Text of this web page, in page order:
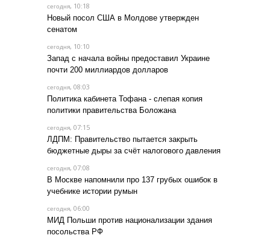
сегодня, 10:18
Новый посол США в Молдове утвержден
сенатом
сегодня, 10:10
Запад с начала войны предоставил Украине
почти 200 миллиардов долларов
сегодня, 08:03
Политика кабинета Тофана - слепая копия
политики правительства Боложана
сегодня, 07:15
ЛДПМ: Правительство пытается закрыть
бюджетные дыры за счёт налогового давления
сегодня, 07:08
В Москве напомнили про 137 грубых ошибок в
учебнике истории румын
сегодня, 06:00
МИД Польши против национализации здания
посольства РФ